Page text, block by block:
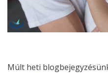
Múlt heti